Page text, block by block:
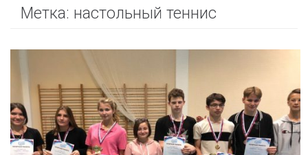
Метка: настольный теннис